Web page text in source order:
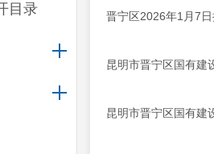
目录 晋宁区2026年1月7
昆明市晋宁区国有建
昆明市晋宁区国有建